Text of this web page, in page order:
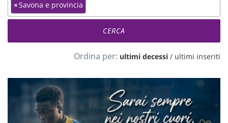
×Savona e provincia
Ordina per: ultimi decessi / ultimi inseriti